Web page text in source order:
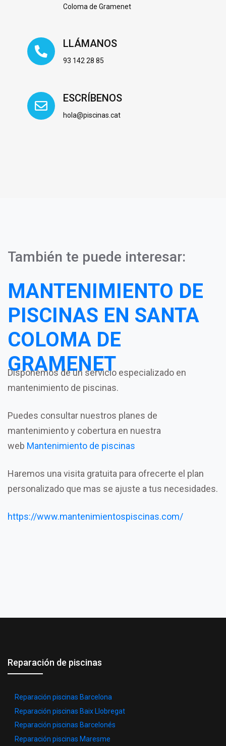
Coloma de Gramenet
LLÁMANOS
93 142 28 85
ESCRÍBENOS
hola@piscinas.cat
También te puede interesar:
MANTENIMIENTO DE
PISCINAS EN SANTA
COLOMA DE
GRAMENET
Disponemos de un servicio especializado en
mantenimiento de piscinas.
Puedes consultar nuestros planes de
mantenimiento y cobertura en nuestra
web Mantenimiento de piscinas
Haremos una visita gratuita para ofrecerte el plan
personalizado que mas se ajuste a tus necesidades.
https://www.mantenimientospiscinas.com/
Reparación de piscinas
Reparación piscinas Barcelona
Reparación piscinas Baix Llobregat
Reparación piscinas Barcelonés
Reparación piscinas Maresme